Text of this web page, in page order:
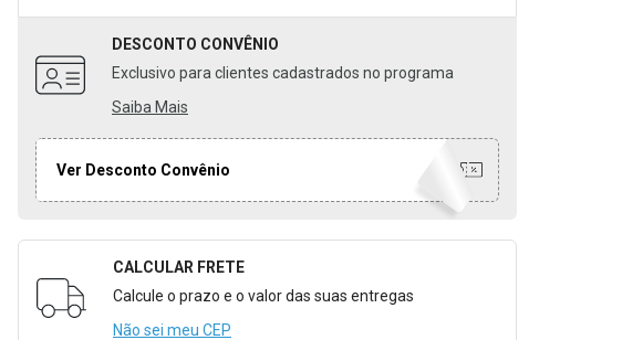
DESCONTO CONVÊNIO
Exclusivo para clientes cadastrados no programa
Saiba Mais
Ver Desconto Convênio
Formulário para Calcular o Frete
CALCULAR FRETE
Calcule o prazo e o valor das suas entregas
Não sei meu CEP